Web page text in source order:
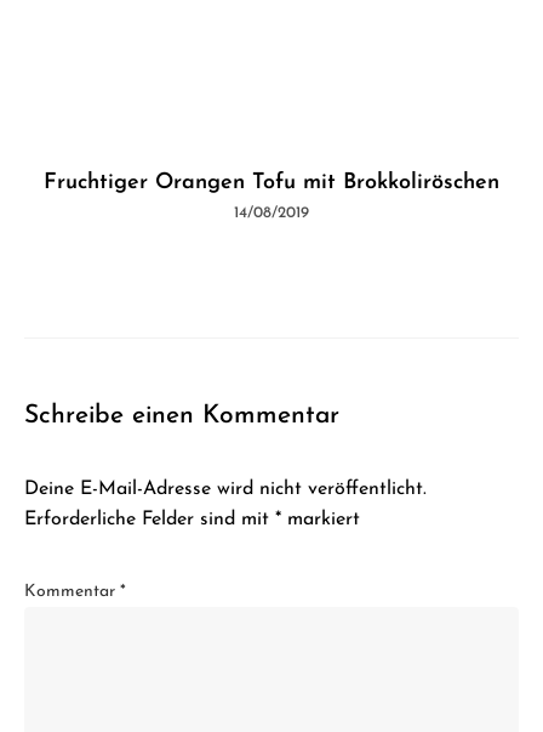
Fruchtiger Orangen Tofu mit Brokkoliröschen
14/08/2019
Schreibe einen Kommentar
Deine E-Mail-Adresse wird nicht veröffentlicht.
Erforderliche Felder sind mit * markiert
Kommentar *